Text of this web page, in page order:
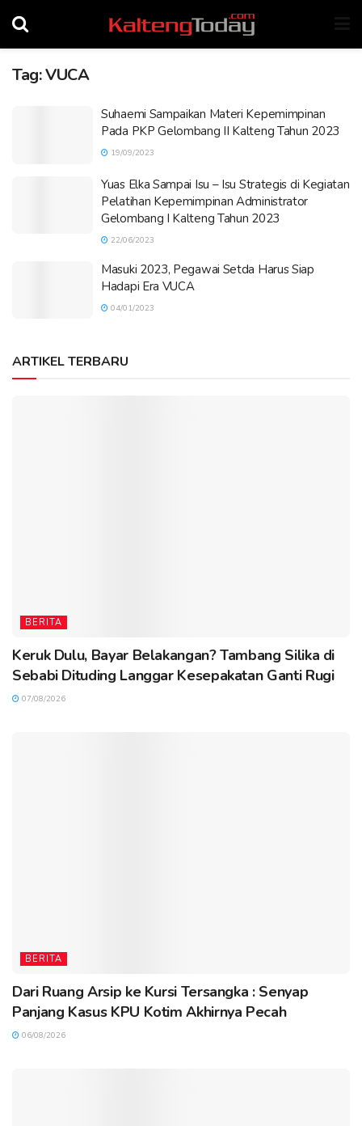
Tag:VUCA
Suhaemi Sampaikan Materi Kepemimpinan
Pada PKP Gelombang II Kalteng Tahun 2023
19/09/2023
Yuas Elka Sampai Isu – Isu Strategis di Kegiatan
Pelatihan Kepemimpinan Administrator
Gelombang I Kalteng Tahun 2023
22/06/2023
Masuki 2023, Pegawai Setda Harus Siap
Hadapi Era VUCA
04/01/2023
ARTIKEL TERBARU
BERITA
Keruk Dulu, Bayar Belakangan? Tambang Silika di
Sebabi Dituding Langgar Kesepakatan Ganti Rugi
07/08/2026
BERITA
Dari Ruang Arsip ke Kursi Tersangka : Senyap
Panjang Kasus KPU Kotim Akhirnya Pecah
06/08/2026